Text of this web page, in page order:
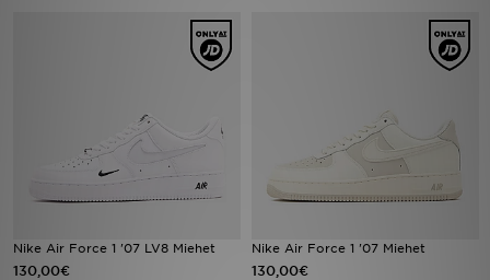
Nike Air Force 1 '07 LV8 Miehet
130,00€
Nike Air Force 1 '07 Miehet
130,00€
Minun viestini